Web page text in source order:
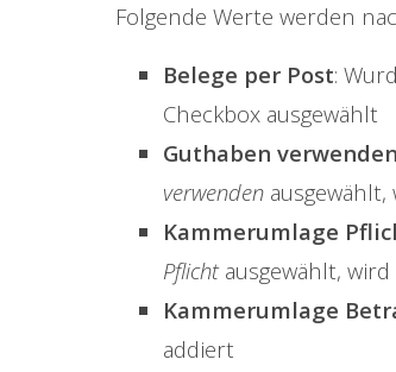
Folgende Werte werden
Belege per Post:
Checkbox ausgewählt
Guthaben verwenden
verwenden ausgewählt,
Kammerumlage
Pflichtausgewählt, wird
Kammerumlage
addiert